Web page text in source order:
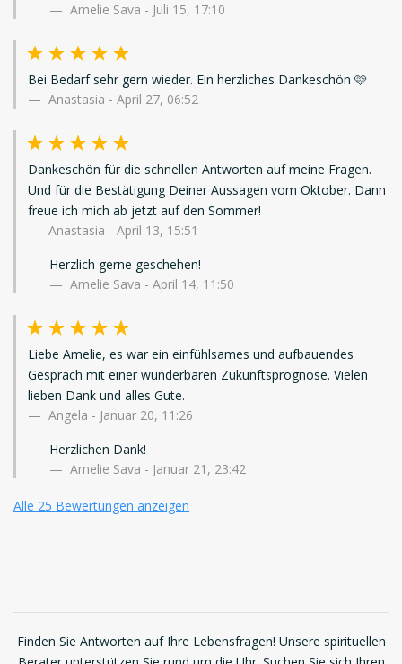
Amelie Sava - Juli 15, 17:10
Bei Bedarf sehr gern wieder. Ein herzliches Dankeschön 🩷
Anastasia - April 27, 06:52
Dankeschön für die schnellen Antworten auf meine Fragen.
Und für die Bestätigung Deiner Aussagen vom Oktober. Dann
freue ich mich ab jetzt auf den Sommer!
Anastasia - April 13, 15:51
Herzlich gerne geschehen!
Amelie Sava - April 14, 11:50
Liebe Amelie, es war ein einfühlsames und aufbauendes
Gespräch mit einer wunderbaren Zukunftsprognose. Vielen
lieben Dank und alles Gute.
Angela - Januar 20, 11:26
Herzlichen Dank!
Amelie Sava - Januar 21, 23:42
Alle 25 Bewertungen anzeigen
Finden Sie Antworten auf Ihre Lebensfragen! Unsere spirituellen